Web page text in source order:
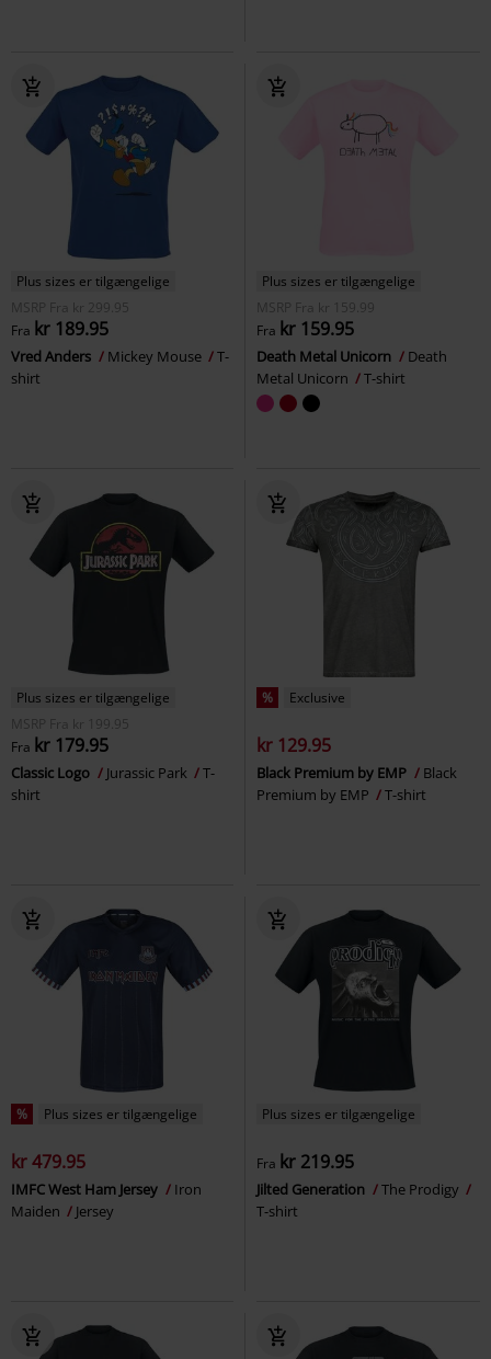
Plus sizes er tilgængelige
MSRP
Fra kr 299.95
Fra kr 189.95
Vred Anders Mickey Mouse
T-
shirt
Plus sizes er tilgængelige
MSRP
Fra kr 159.99
Fra kr 159.95
Death Metal Unicorn
Death
Metal Unicorn
T-shirt
Plus sizes er tilgængelige
MSRP
Fra kr 199.95
Fra kr 179.95
Classic Logo Jurassic Park
T-
shirt
% Exclusive
kr 129.95
Black Premium by EMP
Black
Premium by EMP
T-shirt
% Plus sizes er tilgængelige
kr 479.95
IMFC West Ham Jersey
Iron
Maiden
Jersey
Plus sizes er tilgængelige
Fra kr 219.95
Jilted Generation
The Prodigy
T-shirt